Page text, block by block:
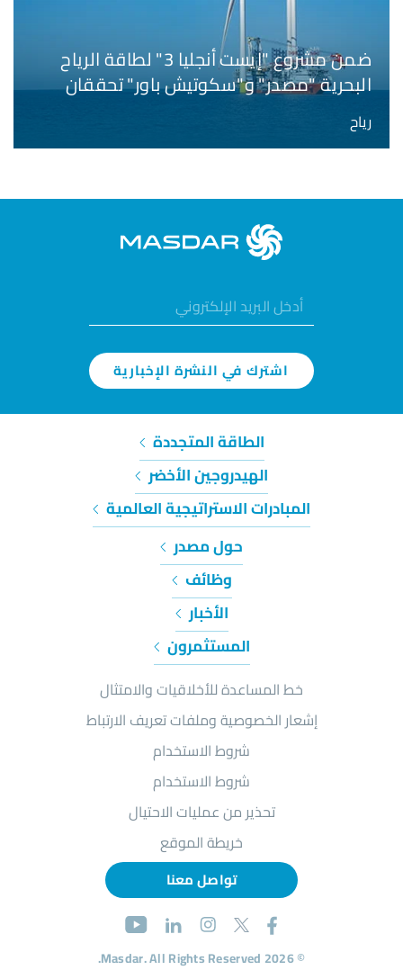
ضمن مشروع "إيست أنجليا 3" لطاقة الرياح
البحرية "مصدر" و"سكوتيش باور" تحققان
رقماً قياسياً عبر استكمال تركيب أول توربينة
رياح بأكبر شفرات من نوعها على مستوى
المملكة المتحدة
رياح
اشترك في النشرة الإخبارية
الطاقة المتجددة
الهيدروجين الأخضر
المبادرات الاستراتيجية العالمية
حول مصدر
وظائف
الأخبار
المستثمرون
خط المساعدة للأخلاقيات والامتثال
إشعار الخصوصية وملفات تعريف الارتباط
شروط الاستخدام
شروط الاستخدام
تحذير من عمليات الاحتيال
خريطة الموقع
تواصل معنا
© 2026 Masdar. All Rights Reserved.